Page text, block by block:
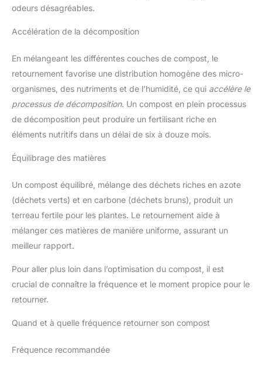
odeurs désagréables.
Accélération de la décomposition
En mélangeant les différentes couches de compost, le
retournement favorise une distribution homogène des micro-
organismes, des nutriments et de l’humidité, ce qui accélère le
processus de décomposition. Un compost en plein processus
de décomposition peut produire un fertilisant riche en
éléments nutritifs dans un délai de six à douze mois.
Équilibrage des matières
Un compost équilibré, mélange des déchets riches en azote
(déchets verts) et en carbone (déchets bruns), produit un
terreau fertile pour les plantes. Le retournement aide à
mélanger ces matières de manière uniforme, assurant un
meilleur rapport.
Pour aller plus loin dans l’optimisation du compost, il est
crucial de connaître la fréquence et le moment propice pour le
retourner.
Quand et à quelle fréquence retourner son compost
Fréquence recommandée